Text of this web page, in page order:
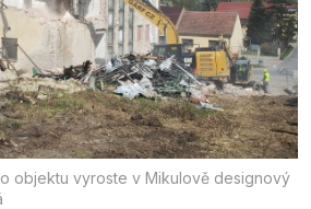
objektu vyroste v Mikulově designový